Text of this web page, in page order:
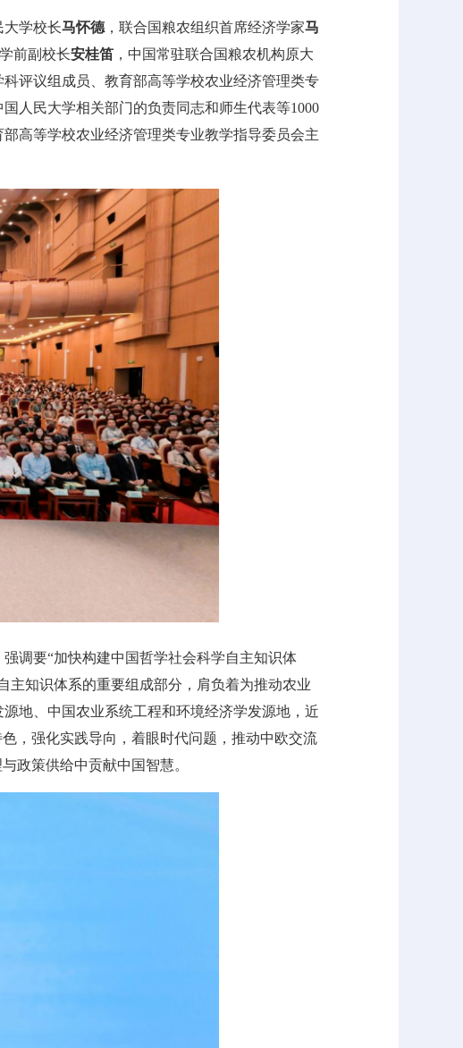
大学校长马怀德 ，联合国粮农组织首席经济学家马
前副校长安桂笛 ，中国常驻联合国粮农机构原大
评议组成员、教育部高等学校农业经济管理类专
人民大学相关部门的负责同志和师生代表等1000
高等学校农业经济管理类专业教学指导委员会主
调要“加快构建中国哲学社会科学自主知识体
主知识体系的重要组成部分，肩负着为推动农业
地、中国农业系统工程和环境经济学发源地，近
，强化实践导向，着眼时代问题，推动中欧交流
政策供给中贡献中国智慧。